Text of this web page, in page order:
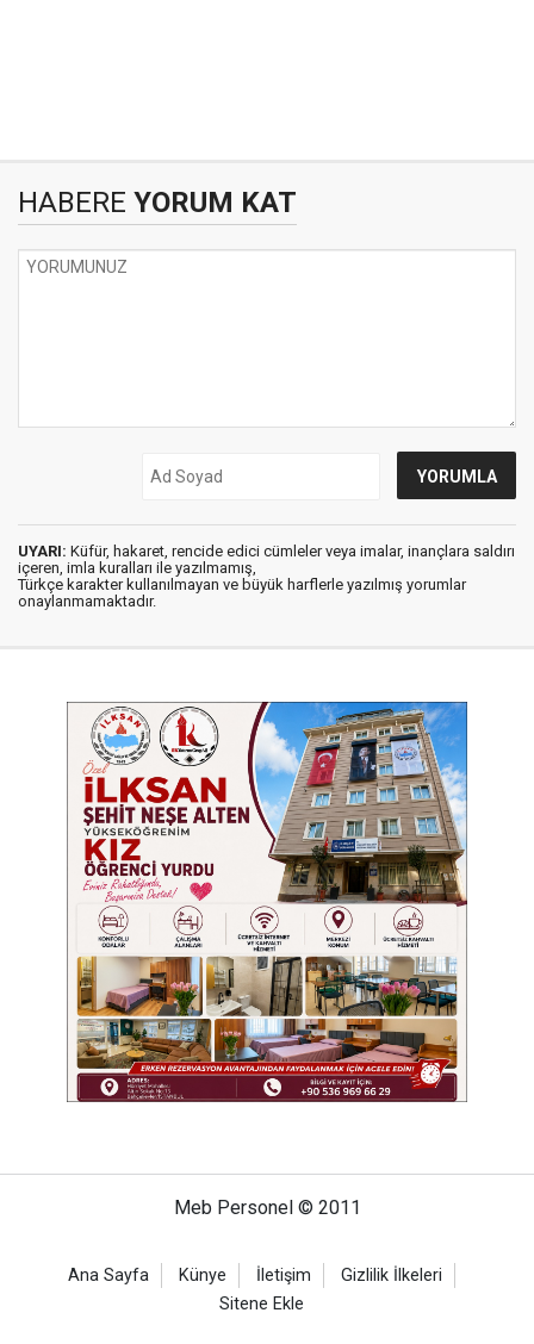
HABERE YORUM KAT
UYARI: Küfür, hakaret, rencide edici cümleler veya imalar, inançlara saldırı
içeren, imla kuralları ile yazılmamış,
Türkçe karakter kullanılmayan ve büyük harflerle yazılmış yorumlar
onaylanmamaktadır.
Meb Personel © 2011
Ana Sayfa Künye İletişim
Gizlilik İlkeleri
Sitene Ekle